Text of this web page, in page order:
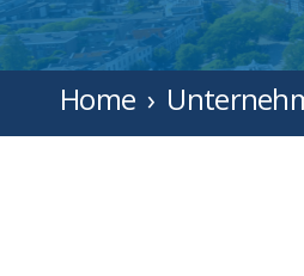
Home